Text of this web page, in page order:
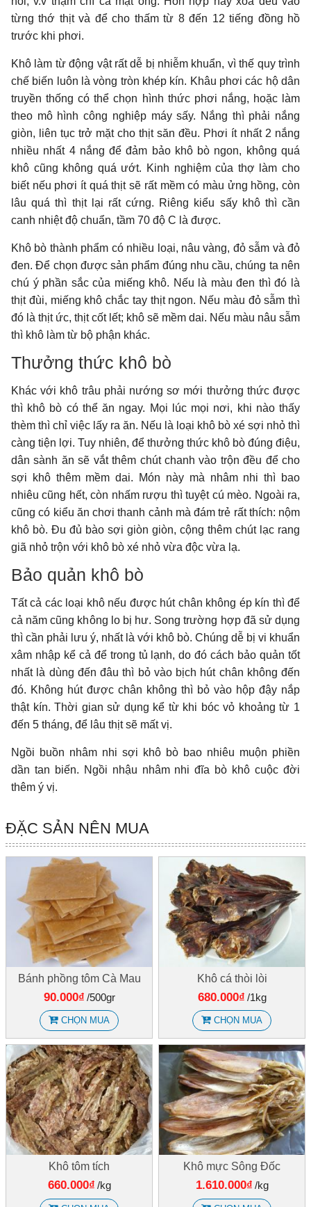
từng thớ thịt và để cho thấm từ 8 đến 12 tiếng đồng hồ
trước khi phơi.
Khô làm từ động vật rất dễ bị nhiễm khuẩn, vì thế quy trình
chế biến luôn là vòng tròn khép kín. Khâu phơi các hộ dân
truyền thống có thể chọn hình thức phơi nắng, hoặc làm
theo mô hình công nghiệp máy sấy. Nắng thì phải nắng
giòn, liên tục trở mặt cho thịt săn đều. Phơi ít nhất 2 nắng
nhiều nhất 4 nắng để đảm bảo khô bò ngon, không quá
khô cũng không quá ướt. Kinh nghiệm của thợ làm cho
biết nếu phơi ít quá thịt sẽ rất mềm có màu ửng hồng, còn
lâu quá thì thịt lại rất cứng. Riêng kiểu sấy khô thì cần
canh nhiệt độ chuẩn, tầm 70 độ C là được.
Khô bò thành phẩm có nhiều loại, nâu vàng, đỏ sẫm và đỏ
đen. Để chọn được sản phẩm đúng nhu cầu, chúng ta nên
chú ý phần sắc của miếng khô. Nếu là màu đen thì đó là
thịt đùi, miếng khô chắc tay thịt ngon. Nếu màu đỏ sẫm thì
đó là thịt ức, thịt cốt lết; khô sẽ mềm dai. Nếu màu nâu sẫm
thì khô làm từ bộ phận khác.
Thưởng thức khô bò
Khác với khô trâu phải nướng sơ mới thưởng thức được
thì khô bò có thể ăn ngay. Mọi lúc mọi nơi, khi nào thấy
thèm thì chỉ việc lấy ra ăn. Nếu là loại khô bò xé sợi nhỏ thì
càng tiện lợi. Tuy nhiên, để thưởng thức khô bò đúng điệu,
dân sành ăn sẽ vắt thêm chút chanh vào trộn đều để cho
sợi khô thêm mềm dai. Món này mà nhâm nhi thì bao
nhiêu cũng hết, còn nhấm rượu thì tuyệt cú mèo. Ngoài ra,
cũng có kiểu ăn chơi thanh cảnh mà đám trẻ rất thích: nộm
khô bò. Đu đủ bào sợi giòn giòn, cộng thêm chút lạc rang
giã nhỏ trộn với khô bò xé nhỏ vừa độc vừa lạ.
Bảo quản khô bò
Tất cả các loại khô nếu được hút chân không ép kín thì để
cả năm cũng không lo bị hư. Song trường hợp đã sử dụng
thì cần phải lưu ý, nhất là với khô bò. Chúng dễ bị vi khuẩn
xâm nhập kể cả để trong tủ lạnh, do đó cách bảo quản tốt
nhất là dùng đến đâu thì bỏ vào bịch hút chân không đến
đó. Không hút được chân không thì bỏ vào hộp đậy nắp
thật kín. Thời gian sử dụng kể từ khi bóc vỏ khoảng từ 1
đến 5 tháng, để lâu thịt sẽ mất vị.
Ngồi buồn nhâm nhi sợi khô bò bao nhiêu muộn phiền
dần tan biến. Ngồi nhậu nhâm nhi đĩa bò khô cuộc đời
thêm ý vị.
ĐẶC SẢN NÊN MUA
Bánh phồng tôm Cà Mau
90.000₫ /500gr
CHỌN MUA
Khô cá thòi lòi
680.000₫ /1kg
CHỌN MUA
Khô tôm tích
660.000₫ /kg
Khô mực Sông Đốc
1.610.000₫ /kg